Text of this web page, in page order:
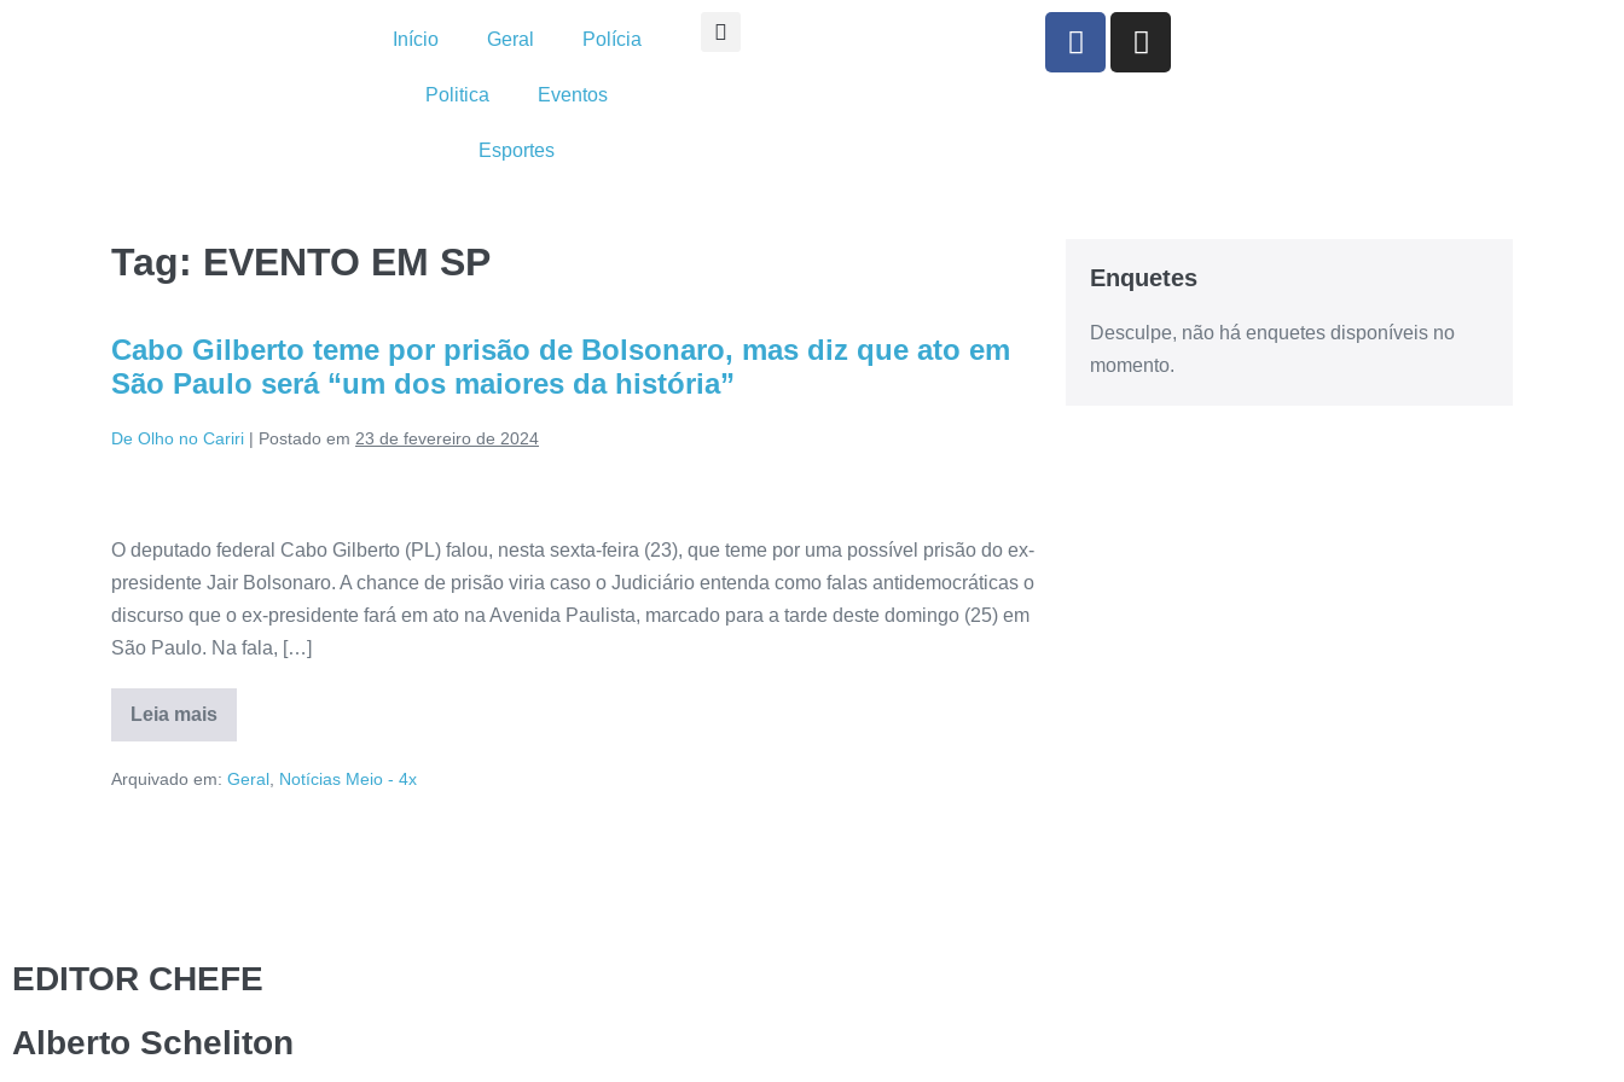
Início Geral Polícia
Politica Eventos
Esportes
Tag: EVENTO EM SP
Cabo Gilberto teme por prisão de Bolsonaro, mas diz que ato em
São Paulo será “um dos maiores da história”
De Olho no Cariri | Postado em 23 de fevereiro de 2024
O deputado federal Cabo Gilberto (PL) falou, nesta sexta-feira (23), que teme por uma possível prisão do ex-
presidente Jair Bolsonaro. A chance de prisão viria caso o Judiciário entenda como falas antidemocráticas o
discurso que o ex-presidente fará em ato na Avenida Paulista, marcado para a tarde deste domingo (25) em
São Paulo. Na fala, […]
Leia mais
Arquivado em: Geral Notícias Meio - 4x
Enquetes
Desculpe, não há enquetes disponíveis no
momento.
EDITOR CHEFE
Alberto Scheliton